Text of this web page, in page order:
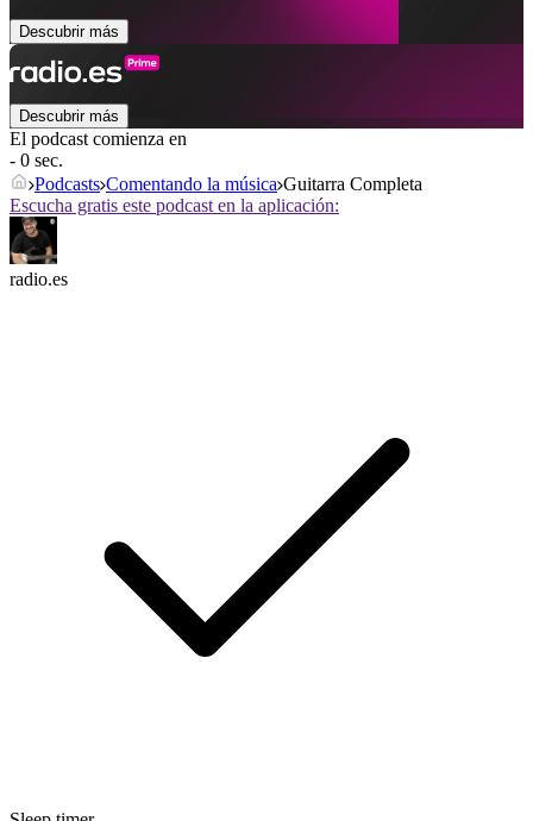
Descubrir más
Descubrir más
El podcast comienza en
- 0 sec.
Podcasts Comentando la música Guitarra Completa
Escucha gratis este podcast en la aplicación:
radio.es